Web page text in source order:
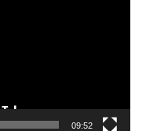
09:52